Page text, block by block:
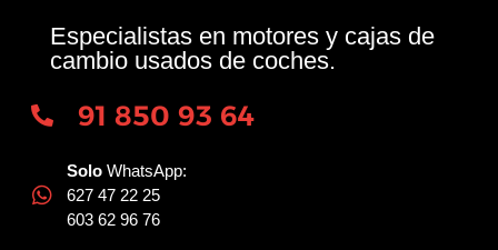
Especialistas en motores y cajas de
cambio usados de coches.
91 850 93 64
Solo WhatsApp:
627 47 22 25
603 62 96 76